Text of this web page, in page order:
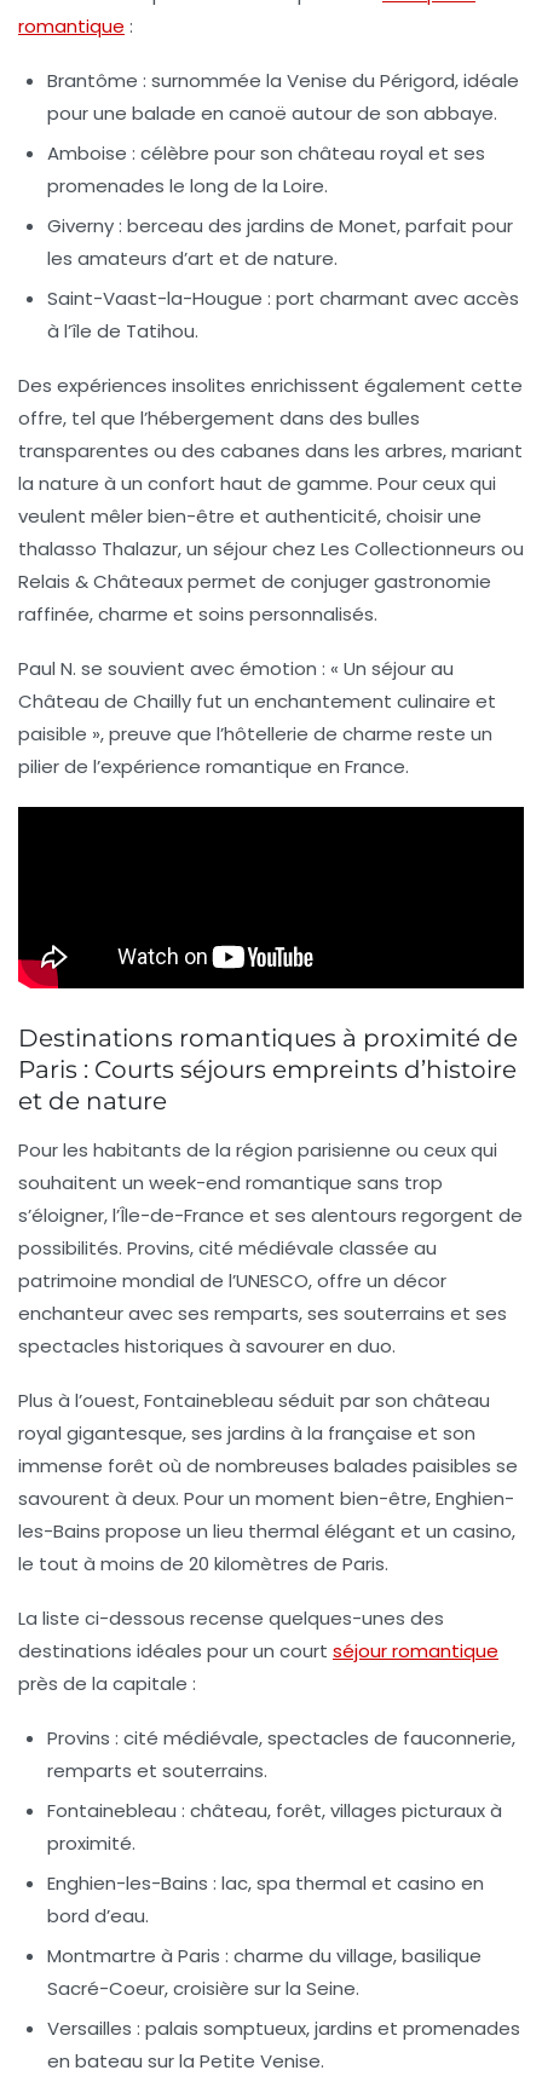
romantique :
Brantôme : surnommée la Venise du Périgord, idéale
pour une balade en canoë autour de son abbaye.
Amboise : célèbre pour son château royal et ses
promenades le long de la Loire.
Giverny: berceau des jardins de Monet, parfait pour
les amateurs d’art et de nature.
Saint-Vaast-la-Hougue : port charmant avec accès
à l’île de Tatihou.
Des expériences insolites enrichissent également cette
offre, tel que l’hébergement dans des bulles
transparentes ou des cabanes dans les arbres, mariant
la nature à un confort haut de gamme. Pour ceux qui
veulent mêler bien-être et authenticité, choisir une
thalasso Thalazur, un séjour chez Les Collectionneurs ou
Relais & Châteaux permet de conjuger gastronomie
raffinée, charme et soins personnalisés.
Paul N. se souvient avec émotion : « Un séjour au
Château de Chailly fut un enchantement culinaire et
paisible », preuve que l’hôtellerie de charme reste un
pilier de l’expérience romantique en France.
Destinations romantiques à proximité de
Paris : Courts séjours empreints d’histoire
et de nature
Pour les habitants de la région parisienne ou ceux qui
souhaitent un week-end romantique sans trop
s’éloigner, l’Île-de-France et ses alentours regorgent de
possibilités. Provins, cité médiévale classée au
patrimoine mondial de l’UNESCO, offre un décor
enchanteur avec ses remparts, ses souterrains et ses
spectacles historiques à savourer en duo.
Plus à l’ouest, Fontainebleau séduit par son château
royal gigantesque, ses jardins à la française et son
immense forêt où de nombreuses balades paisibles se
savourent à deux. Pour un moment bien-être, Enghien-
les-Bains propose un lieu thermal élégant et un casino,
le tout à moins de 20 kilomètres de Paris.
La liste ci-dessous recense quelques-unes des
destinations idéales pour un court séjour romantique
près de la capitale :
Provins : cité médiévale, spectacles de fauconnerie,
remparts et souterrains.
Fontainebleau : château, forêt, villages picturaux à
proximité.
Enghien-les-Bains : lac, spa thermal et casino en
bord d’eau.
Montmartre à Paris : charme du village, basilique
Sacré-Coeur, croisière sur la Seine.
Versailles : palais somptueux, jardins et promenades
en bateau sur la Petite Venise.